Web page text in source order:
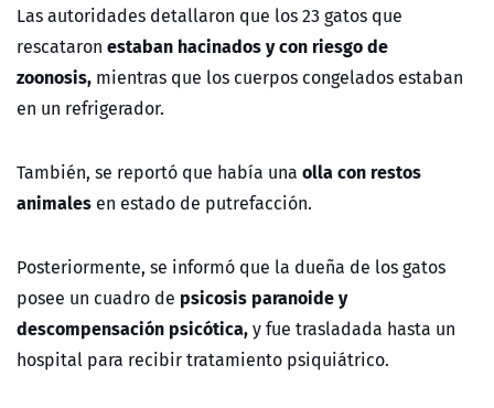
Las autoridades detallaron que los 23 gatos que
rescataron estaban hacinados y con riesgo de
zoonosis, mientras que los cuerpos congelados estaban
en un refrigerador.
También, se reportó que había una olla con restos
animales en estado de putrefacción.
Posteriormente, se informó que la dueña de los gatos
posee un cuadro de psicosis paranoide y
descompensación psicótica,y fue trasladada hasta un
hospital para recibir tratamiento psiquiátrico.